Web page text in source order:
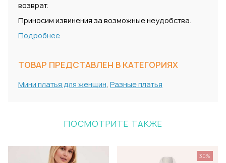
возврат.
Приносим извинения за возможные неудобства.
Подробнее
ТОВАР ПРЕДСТАВЛЕН В КАТЕГОРИЯХ
Мини платья для женщин, Разные платья
ПОСМОТРИТЕ ТАКЖЕ
30%